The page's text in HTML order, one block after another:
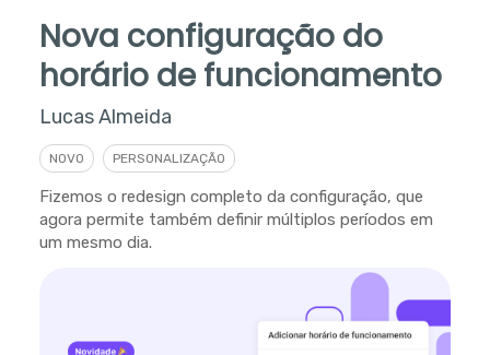
Nova configuração do
horário de funcionamento
Lucas Almeida
NOVO PERSONALIZAÇÃO
Fizemos o redesign completo da configuração, que
agora permite também definir múltiplos períodos em
um mesmo dia.